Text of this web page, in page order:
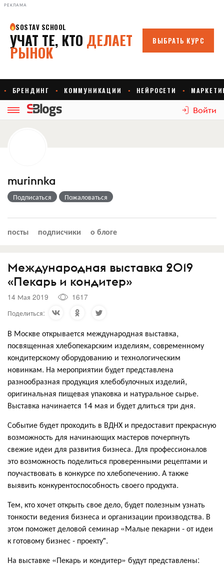
РЕКЛАМА
Войти
murinnka
Подписаться Пожаловаться
посты подписчики о блоге
Международная выставка 2019
«Пекарь и кондитер»
14 Мая 2019
1617
Поделиться:
В Москве открывается международная выставка,
посвященная хлебопекарским изделиям, современному
кондитерскому оборудованию и технологическим
новинкам. На мероприятии будет представлена
разнообразная продукция хлебобулочных изделий,
оригинальная пищевая упаковка и натуральное сырье.
Выставка начинается 14 мая и будет длиться три дня.
Событие будет проходить в ВДНХ и предоставит прекрасную
возможность для начинающих мастеров почерпнуть
свежие идеи для развития бизнеса. Для профессионалов
это возможность поделиться проверенными рецептами и
поучаствовать в конкурсе по хлебопечению. А также
выявить конкурентоспособность своего продукта.
Тем, кто хочет открыть свое дело, будет полезным узнать
тонкости ведения бизнеса и организации производства. В
этом поможет деловой семинар «Малые пекарни - от идеи
к готовому бизнес - проекту".
На выставке «Пекарь и кондитер» будут представлены: